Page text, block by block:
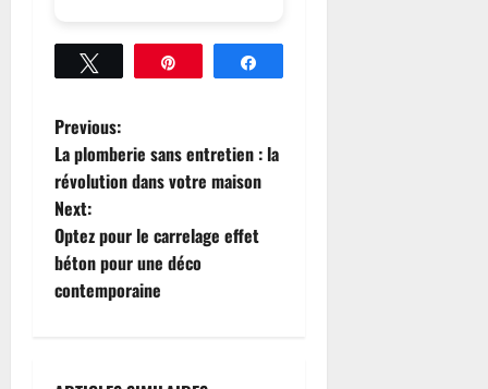
Tweetez
P
o
s
t
Previous:
La plomberie sans entretien : la
révolution dans votre maison
Next:
Optez pour le carrelage effet
béton pour une déco
contemporaine